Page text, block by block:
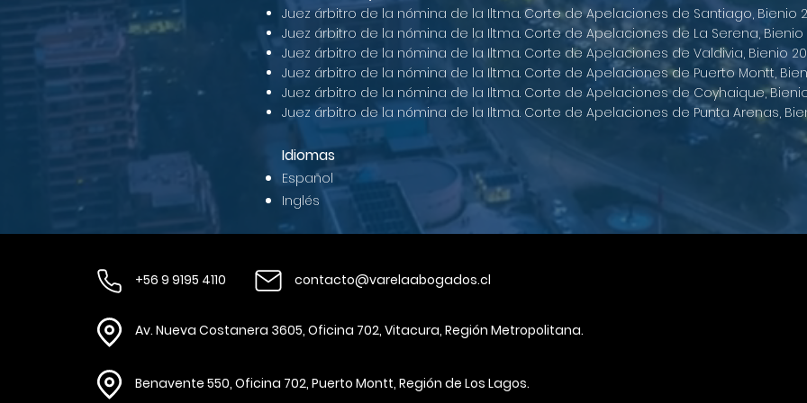
Juez árbitro de la nómina de la Iltma. Corte de Apelaciones de Santiago, Bienio
Juez árbitro de la nómina de la Iltma. Corte de Apelaciones de La Serena, Bienio
Juez árbitro de la nómina de la Iltma. Corte de Apelaciones de Valdivia, Bienio
Juez árbitro de la nómina de la Iltma. Corte de Apelaciones de Puerto Montt,
Juez árbitro de la nómina de la Iltma. Corte de Apelaciones de Coyhaique,
Juez árbitro de la nómina de la Iltma. Corte de Apelaciones de Punta Arenas,
Idiomas
Español
Inglés
+56 9 9195 4110 contacto@varelaabogados.cl
Av. Nueva Costanera 3605, Oficina 702, Vitacura, Región Metropolitana.
Benavente 550, Oficina 702, Puerto Montt, Región de Los Lagos.